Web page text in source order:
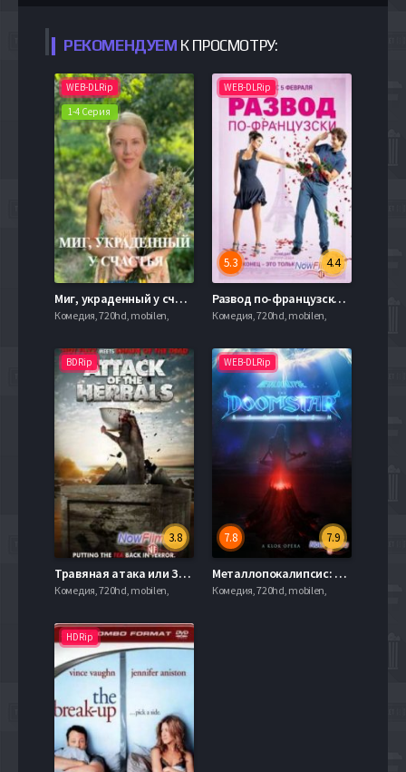
РЕКОМЕНДУЕМ К ПРОСМОТРУ:
WEB-DLRip
1-4 Серия
Миг, украденный у счастья (2020)
Комедия, 720hd, mobilen,
WEB-DLRip
4.4
5.3
Развод по-французски (2014)
Комедия, 720hd, mobilen,
BDRip
3.8
Травяная атака или Зомби-чай (2011)
Комедия, 720hd, mobilen,
WEB-DLRip
7.9
7.8
Металлопокалипсис: Реквием Роковой Звезды (2013)
Комедия, 720hd, mobilen,
HDRip